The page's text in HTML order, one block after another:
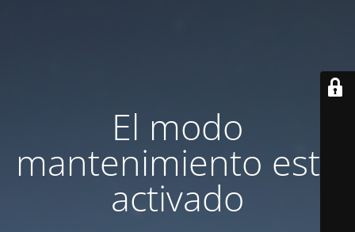
El modo
mantenimiento está
activado